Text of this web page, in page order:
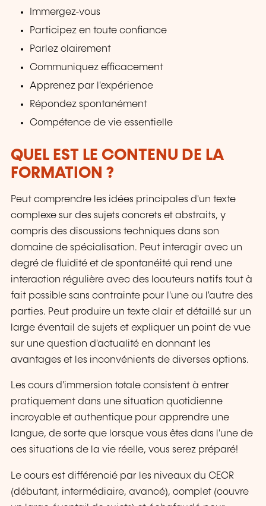
Immergez-vous
Participez en toute confiance
Parlez clairement
Communiquez efficacement
Apprenez par l'expérience
Répondez spontanément
Compétence de vie essentielle
QUEL EST LE CONTENU DE LA
FORMATION ?
Peut comprendre les idées principales d'un texte
complexe sur des sujets concrets et abstraits, y
compris des discussions techniques dans son
domaine de spécialisation. Peut interagir avec un
degré de fluidité et de spontanéité qui rend une
interaction régulière avec des locuteurs natifs tout à
fait possible sans contrainte pour l'une ou l'autre des
parties. Peut produire un texte clair et détaillé sur un
large éventail de sujets et expliquer un point de vue
sur une question d'actualité en donnant les
avantages et les inconvénients de diverses options.
Les cours d'immersion totale consistent à entrer
pratiquement dans une situation quotidienne
incroyable et authentique pour apprendre une
langue, de sorte que lorsque vous êtes dans l'une de
ces situations de la vie réelle, vous serez préparé!
Le cours est différencié par les niveaux du CECR
(débutant, intermédiaire, avancé), complet (couvre